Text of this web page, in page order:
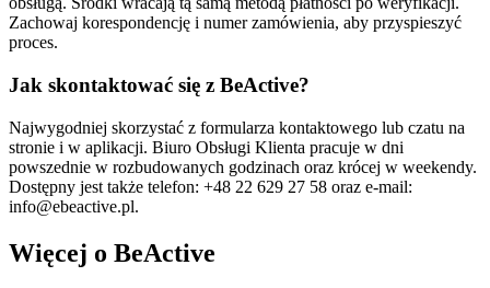
Zachowaj korespondencję i numer zamówienia, aby przyspieszyć
proces.
Jak skontaktować się z BeActive?
Najwygodniej skorzystać z formularza kontaktowego lub czatu na
stronie i w aplikacji. Biuro Obsługi Klienta pracuje w dni
powszednie w rozbudowanych godzinach oraz krócej w weekendy.
Dostępny jest także telefon: +48 22 629 27 58 oraz e‑mail:
info@ebeactive.pl.
Więcej o BeActive